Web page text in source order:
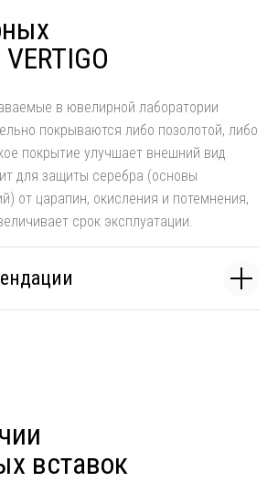
в ювелирной лаборатории
покрываются либо позолотой, либо
покрытие улучшает внешний вид
для защиты серебра (основы
от царапин, окисления и потемнения,
срок эксплуатации.
вставок